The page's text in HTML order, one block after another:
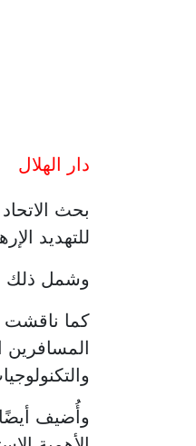
دار الهلال
بحث
للتهديد
وشمل ذلك
كما ناقشت
المسافرين
وأُضيف أيضًا